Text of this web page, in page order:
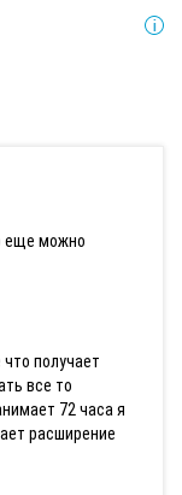
еще можно
что получает
все то
72 часа я
расширение